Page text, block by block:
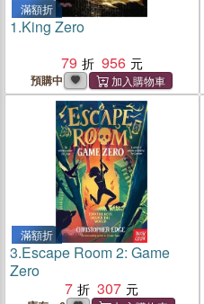
滿額折
1.King Zero
79
956
預購中
滿額折
3.Escape Room 2: Game
Zero
7
307